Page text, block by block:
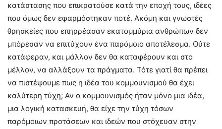
κατάστασης που επικρατούσε κατά την εποχή τους, ιδέες
που όμως δεν εφαρμόστηκαν ποτέ. Ακόμη και γνωστές
θρησκείες που επηρρέασαν εκατομμύρια ανθρώπων δεν
μπόρεσαν να επιτύχουν ένα παρόμοιο αποτέλεσμα. Ούτε
κατάφεραν, και μάλλον δεν θα καταφέρουν και στο
μέλλον, να αλλάξουν τα πράγματα. Τότε γιατί θα πρέπει
να πιστέψουμε πως η ιδέα του κομμουνισμού θα έχει
καλύτερη τύχη; Αν ο κομμουνισμός ήταν μόνο μια ιδέα,
μια λογική κατασκευή, θα είχε την τύχη τόσων
παρόμοιων προτάσεων και ιδεών που στόχευαν στην